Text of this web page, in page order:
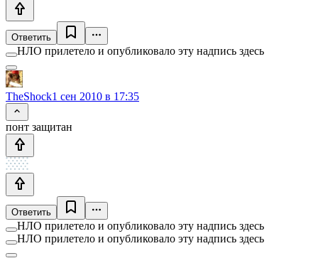
Ответить
НЛО прилетело и опубликовало эту надпись здесь
TheShock1 сен 2010 в 17:35
понт защитан
Ответить
НЛО прилетело и опубликовало эту надпись здесь
НЛО прилетело и опубликовало эту надпись здесь